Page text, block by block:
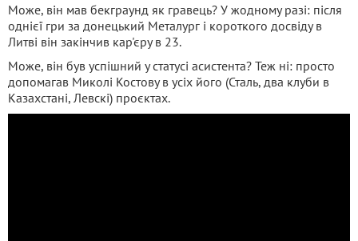
Може, він мав бекграунд як гравець? У жодному разі: після
однієї гри за донецький Металург і короткого досвіду в
Литві він закінчив кар'єру в 23.
Може, він був успішний у статусі асистента? Теж ні: просто
допомагав Миколі Костову в усіх його (Сталь, два клуби в
Казахстані, Левскі) проєктах.